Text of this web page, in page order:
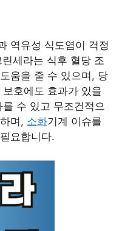
역유성 식도염이 걱정
세라는 식후 혈당 조
움을 줄 수 있으며, 당
호에도 효과가 있을
수 있고 무조건적으
며, 소화기계 이슈를
요합니다.